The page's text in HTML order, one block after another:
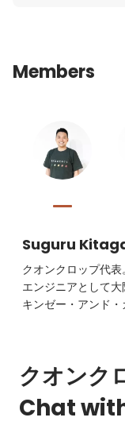
Members
Suguru
クオンクロップ代
エンジニアとして
キンゼー・アンド
クオンク
Chat